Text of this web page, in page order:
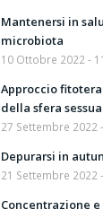
Mantenersi in
microbiota
10 Ottobre 2022 -
Approccio
della sfera
27 Settembre 2022
Depurarsi in
21 Settembre 2022
Concentrazione